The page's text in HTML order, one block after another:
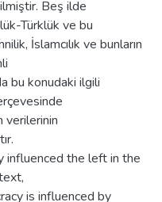
Beş ilde
Türklük ve bu
İslamcılık ve bunların
bu konudaki ilgili
verilerinin
influenced the left in the
is influenced by